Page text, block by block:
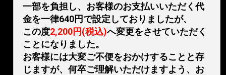
一部を負担し、お客様のお支払いいただく代
金を一律640円で設定しておりましたが、
この度2,200円(税込)へ変更をさせていただく
ことになりました。
お客様には大変ご不便をおかけすることと存
じますが、何卒ご理解いただけますよう、お